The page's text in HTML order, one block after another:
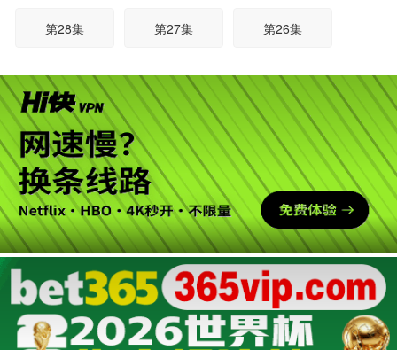
第28集 第27集 第26集
第22集 第21集 第20集
第19集 第18集 第17集
第16集 第15集 第14集
第13集 第12集 第11集
第09集 第08集
第07集 第06集 第05集
第04集 第03集 第02集
广告
广告